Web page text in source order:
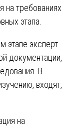
на требованиях
этапа.
этапе эксперт
документации,
В
входят,
на